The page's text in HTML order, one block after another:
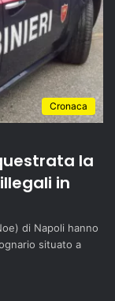
Cronaca
la
in
di Napoli hanno
situato a